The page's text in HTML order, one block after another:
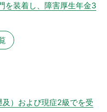
を装着し、障害厚生年金3
）および現症2級でを受